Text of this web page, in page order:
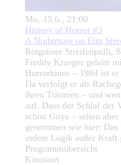
Mo, 15.6., 21:00
History of Horror #3
A Nightmare on Elm
Rotgrüner Streifenpulli,
Freddy Krueger gehört
Horrorkinos – 1984 ist
Da verfolgt er als
ihren Träumen – und
auf. Dass der Schlaf der
schon Goya – selten
genommen wie hier:
indem Logik außer Kraft
Programmübersicht
Kinostart